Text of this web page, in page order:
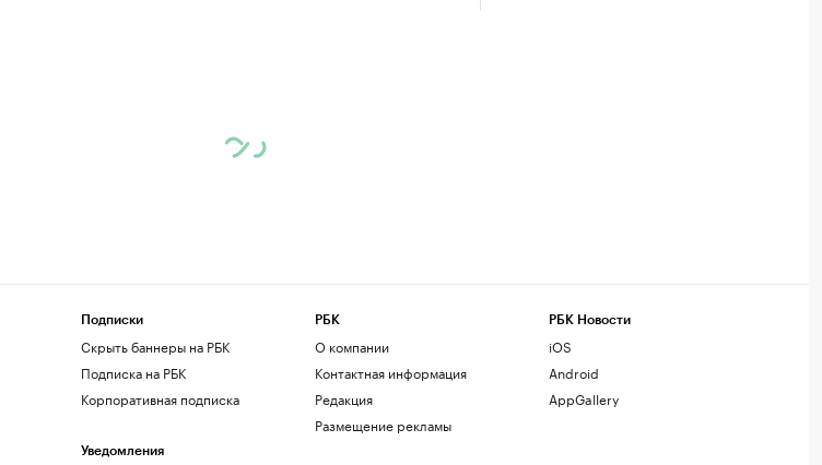
Подписки
Скрыть баннеры на РБК
Подписка на РБК
Корпоративная подписка
Уведомления
РБК
О компании
Контактная информация
Редакция
Размещение рекламы
РБК Новости
iOS
Android
AppGallery